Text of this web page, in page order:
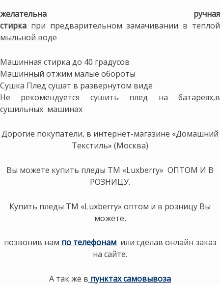
желательна ручная
стирка при предварительном замачивании в теплой
мыльной воде
Машинная стирка до 40 градусов
Машинный отжим малые обороты
Сушка Плед сушат в развернутом виде
Не рекомендуется сушить плед на батареях,в
сушильных машинах
Дорогие покупатели, в интернет-магазине «Домашний
Текстиль» (Москва)
Вы можете купить пледы ТМ «Luxberry» ОПТОМ И В
РОЗНИЦУ.
Купить пледы ТМ «Luxberry» оптом и в розницу Вы
можете,
позвонив нам по телефонам или сделав онлайн заказ
на сайте.
А так же в пунктах самовывоза